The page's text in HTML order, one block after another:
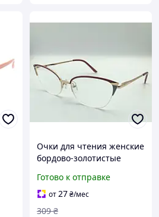
Очки для чтения женские
бордово-золотистые
Готово к отправке
от27₴/мес
309 ₴